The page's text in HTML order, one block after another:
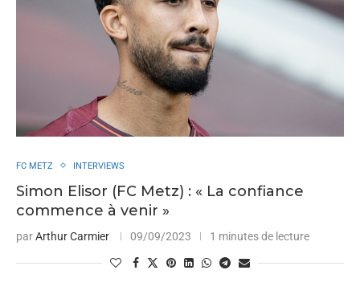
FC METZ INTERVIEWS
Simon Elisor (FC Metz) : « La confiance
commence à venir »
parArthur Carmier 09/09/2023 1 minutes de lecture